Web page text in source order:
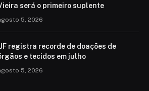
será o primeiro suplente
5, 2026
IJF registra recorde de doações de
e tecidos em julho
5, 2026